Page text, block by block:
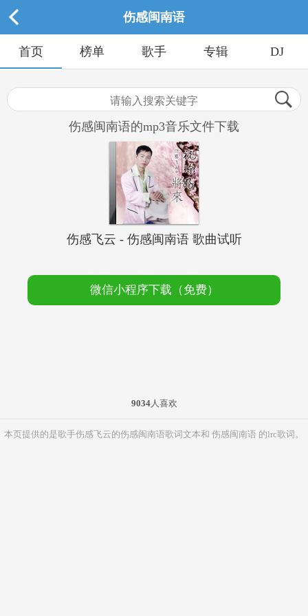
伤感闽南语
首页 榜单 歌手 专辑 DJ
伤感闽南语的mp3音乐文件下载
伤感飞云 - 伤感闽南语 歌曲试听
微信小程序下载（免费）
9034人喜欢
本页提供的是歌手伤感飞云的伤感闽南语歌词文本和 伤感闽南语 的lrc歌词。